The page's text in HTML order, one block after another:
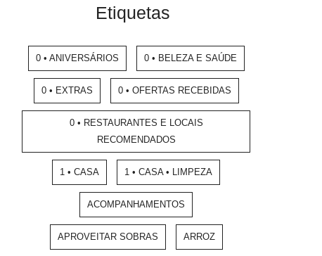
Etiquetas
0 • ANIVERSÁRIOS 0 • BELEZA E SAÚDE
0 • EXTRAS 0 • OFERTAS RECEBIDAS
0 • RESTAURANTES E LOCAIS
RECOMENDADOS
1 • CASA 1 • CASA • LIMPEZA
ACOMPANHAMENTOS
APROVEITAR SOBRAS ARROZ